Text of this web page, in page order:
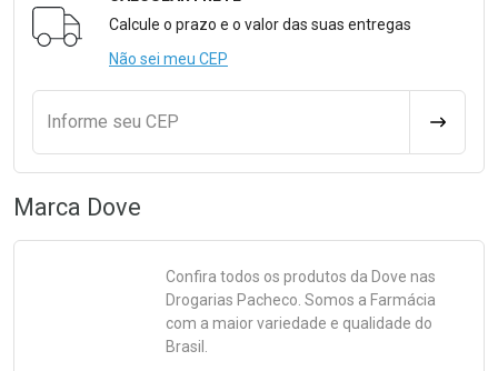
Calcule o prazo e o valor das suas entregas
Não sei meu CEP
Informe seu CEP
Marca Dove
Confira todos os produtos da Dove nas
Drogarias Pacheco. Somos a Farmácia
com a maior variedade e qualidade do
Brasil.